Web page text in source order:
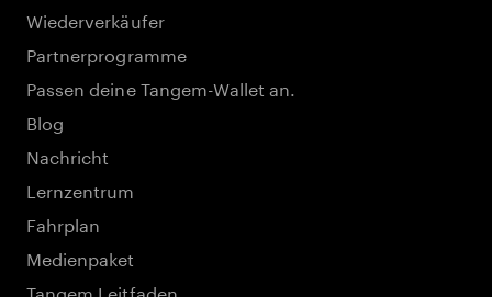
Wiederverkäufer
Partnerprogramme
Passen deine Tangem-Wallet an.
Blog
Nachricht
Lernzentrum
Fahrplan
Medienpaket
Tangem Leitfaden